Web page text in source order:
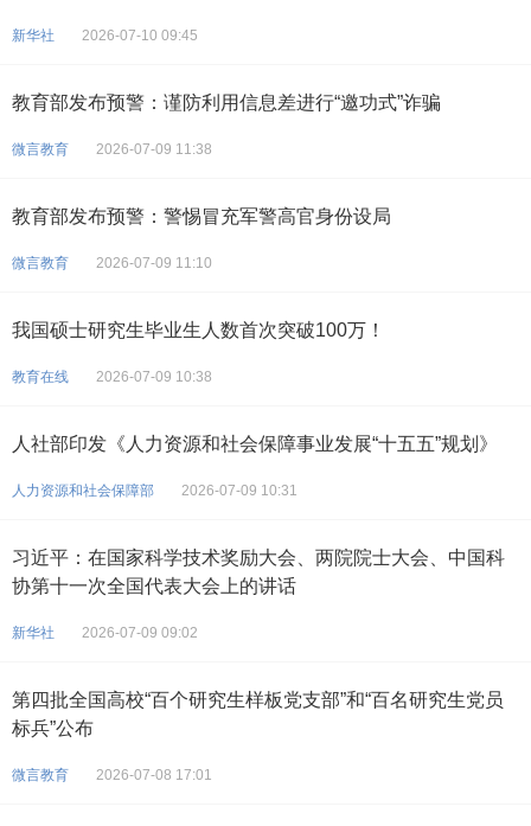
新华社 2026-07-10 09:45
教育部发布预警：谨防利用信息差进行“邀功式”诈骗
微言教育 2026-07-09 11:38
教育部发布预警：警惕冒充军警高官身份设局
微言教育 2026-07-09 11:10
我国硕士研究生毕业生人数首次突破100万！
教育在线 2026-07-09 10:38
人社部印发《人力资源和社会保障事业发展“十五五”规划》
人力资源和社会保障部 2026-07-09 10:31
习近平：在国家科学技术奖励大会、两院院士大会、中国科
协第十一次全国代表大会上的讲话
新华社 2026-07-09 09:02
第四批全国高校“百个研究生样板党支部”和“百名研究生党员
标兵”公布
微言教育 2026-07-08 17:01